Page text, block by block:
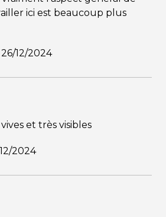
ici est beaucoup plus
26/12/2024
et très visibles
2024